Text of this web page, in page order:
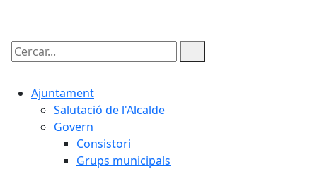
Cercar:
Ajuntament
Salutació de l'Alcalde
Govern
Consistori
Grups municipals